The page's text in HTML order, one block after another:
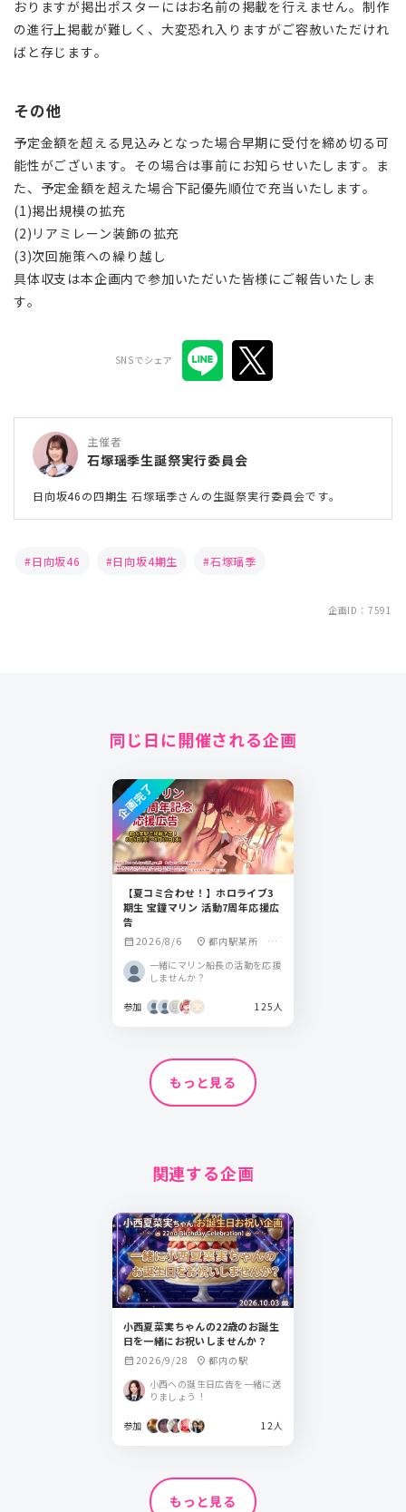
おりますが掲出ポスターにはお名前の掲載を行えません。制作
の進行上掲載が難しく、大変恐れ入りますがご容赦いただけれ
ばと存じます。
その他
予定金額を超える見込みとなった場合早期に受付を締め切る可
能性がございます。その場合は事前にお知らせいたします。ま
た、予定金額を超えた場合下記優先順位で充当いたします。
(1)掲出規模の拡充
(2)リアミレーン装飾の拡充
(3)次回施策への繰り越し
具体収支は本企画内で参加いただいた皆様にご報告いたしま
す。
SNSでシェア
主催者
石塚瑶季生誕祭実行委員会
日向坂46の四期生 石塚瑶季さんの生誕祭実行委員会です。
日向坂46 日向坂4期生 石塚瑶季
企画ID：7591
同じ日に開催される企画
【夏コミ合わせ！】ホロライブ3
期生 宝鐘マリン 活動7周年応援広
告
calendar_month 2026/8/6 location_on 都内駅某所 コ
ミックマーケット
一緒にマリン船長の活動を応援
しませんか？
参加 125人
企画完了
もっと見る
関連する企画
小西夏菜実ちゃんの22歳のお誕生
日を一緒にお祝いしませんか？
calendar_month 2026/9/28 location_on 都内の駅
小西への誕生日広告を一緒に送
りましょう！
参加 12人
もっと見る